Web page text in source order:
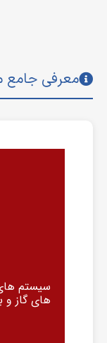
معرفی
سیستم
های گاز و